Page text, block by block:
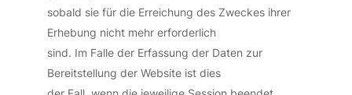
sobald sie für die Erreichung des Zweckes ihrer
Erhebung nicht mehr erforderlich
sind. Im Falle der Erfassung der Daten zur
Bereitstellung der Website ist dies